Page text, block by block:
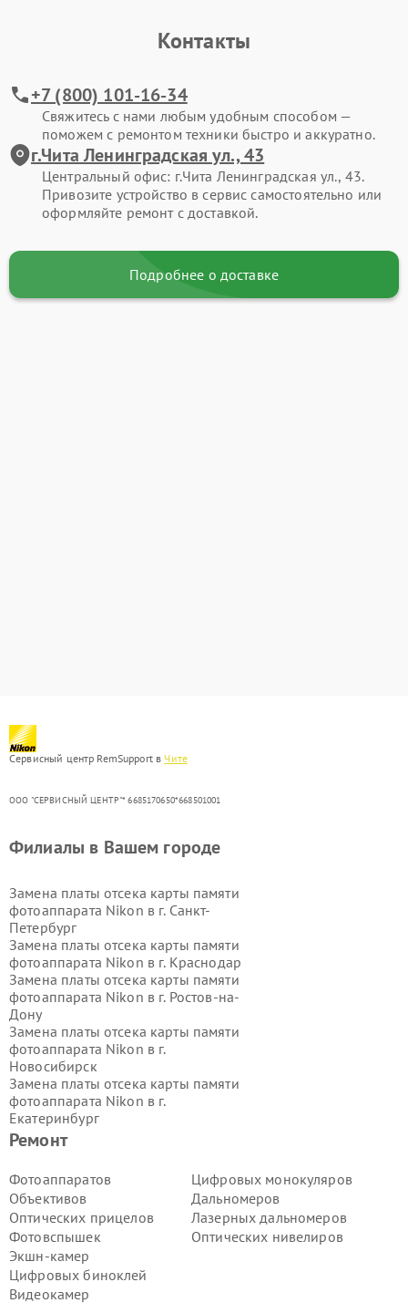
Контакты
+7 (800) 101-16-34
Свяжитесь с нами любым удобным способом —
поможем с ремонтом техники быстро и аккуратно.
г.Чита Ленинградская ул., 43
Центральный офис: г.Чита Ленинградская ул., 43.
Привозите устройство в сервис самостоятельно или
оформляйте ремонт с доставкой.
Подробнее о доставке
Сервисный центр RemSupport в Чите
ООО "СЕРВИСНЫЙ ЦЕНТР"* 6685170650*668501001
Ремонт
Фотоаппаратов
Объективов
Оптических прицелов
Фотовспышек
Экшн-камер
Цифровых биноклей
Видеокамер
Цифровых монокуляров
Дальномеров
Лазерных дальномеров
Оптических нивелиров
Филиалы в Вашем городе
Замена платы отсека карты памяти
фотоаппарата Nikon в г. Санкт-
Петербург
Замена платы отсека карты памяти
фотоаппарата Nikon в г. Краснодар
Замена платы отсека карты памяти
фотоаппарата Nikon в г. Ростов-на-
Дону
Замена платы отсека карты памяти
фотоаппарата Nikon в г.
Новосибирск
Замена платы отсека карты памяти
фотоаппарата Nikon в г.
Екатеринбург
Замена платы отсека карты памяти
Замена платы отсека карты памяти
фотоаппарата Nikon в г.
Воронеж
Замена платы отсека карты памяти
фотоаппарата Nikon в г.
Волгоград
Замена платы отсека карты памяти
фотоаппарата Nikon в г.
Замена платы отсека карты памяти
фотоаппарата Nikon в г.